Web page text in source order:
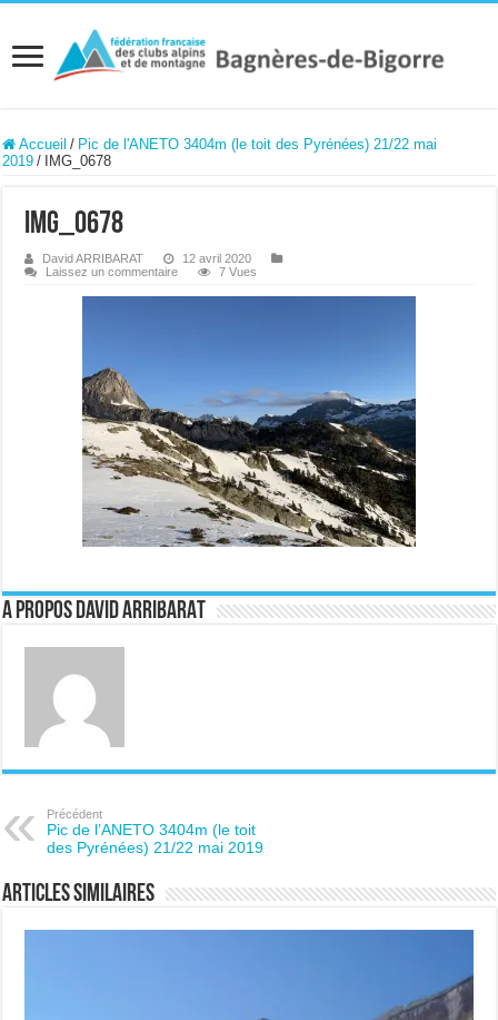
Accueil / Pic de l'ANETO 3404m (le toit des Pyrénées) 21/22 mai
2019 / IMG_0678
IMG_0678
David ARRIBARAT
12 avril 2020
Laissez un commentaire
7 Vues
A propos David ARRIBARAT
Précédent
Pic de l’ANETO 3404m (le toit
des Pyrénées) 21/22 mai 2019
Articles similaires